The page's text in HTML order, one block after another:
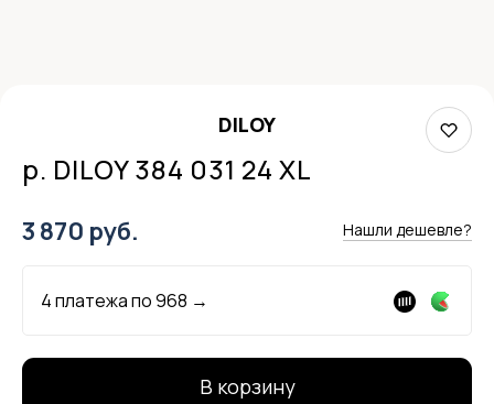
DILOY
р. DILOY 384 031 24 XL
3 870 руб. Нашли дешевле?
4 платежа по968 →
В корзину